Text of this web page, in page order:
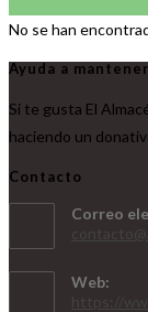
No se han
Ayuda a
Si te gusta El
haciendo un
Contacto
Correo
Web: